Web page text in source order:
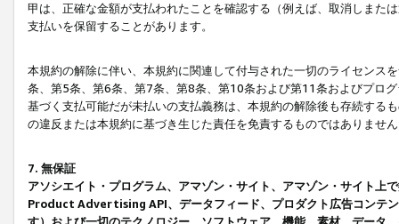
甲は、正確な金額が支払われたことを確認する（例えば、取消しまた
支払いを保留することがあります。
本規約の解除に伴い、本規約に関連して付与された一切のライセンス
条、第5条、第6条、第7条、第8条、第10条および第11条およびプロ
基づく支払可能だが未払いの支払義務は、本規約の解除後も存続する
の違反または本規約に基づき生じた責任を免責するものではありませ
7. 無保証
アソシエイト・プログラム、アマゾン・サイト、アマゾン・サイト上
Product Advertising API、データフィード、プロダクト広告コンテ